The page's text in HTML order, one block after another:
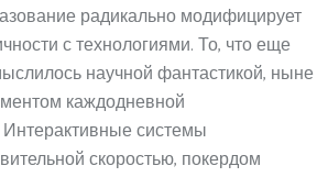
радикально модифицирует
с технологиями. То, что еще
научной фантастикой, ныне
каждодневной
Интерактивные системы
скоростью, покердом